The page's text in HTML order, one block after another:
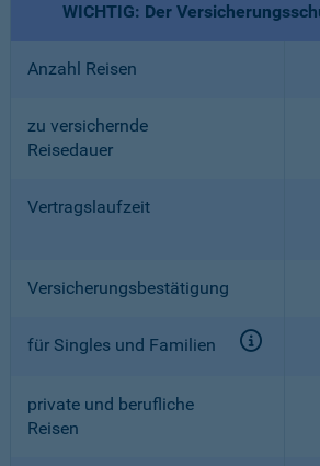
WICHTIG: Der
Anzahl Reisen
zu versichernde
Reisedauer
Vertragslaufzeit
Versicherungsbestätigung
für Singles und Familien
private und berufliche
Reisen